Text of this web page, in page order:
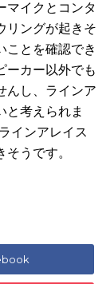
マイクとコンタ
リングが起きそ
ことを確認でき
ーカー以外でも
んし、ラインア
と考えられま
インアレイス
うです。